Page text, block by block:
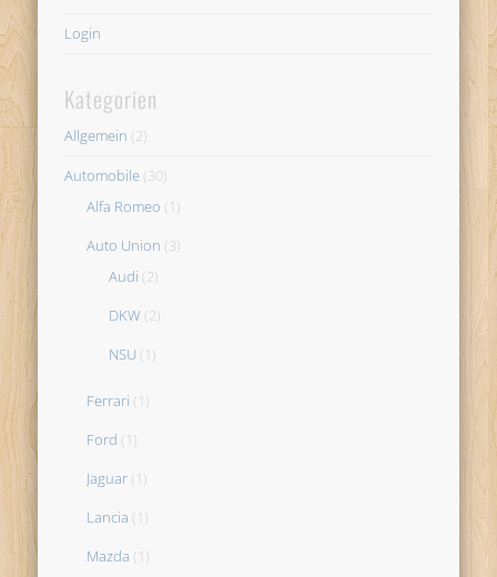
Login
Kategorien
Allgemein (2)
Automobile (30)
Alfa Romeo (1)
Auto Union (3)
Audi (2)
DKW (2)
NSU (1)
Ferrari (1)
Ford (1)
Jaguar (1)
Lancia (1)
Mazda (1)